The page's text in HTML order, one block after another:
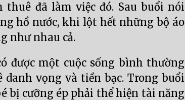
đã làm việc đó. Sau buổi nói
hồ nước, khi lột hết những bộ áo
như nhau cả.
được một cuộc sống bình thường
vọng và tiền bạc. Trong buổi
bị cưỡng ép phải thể hiện tài năng